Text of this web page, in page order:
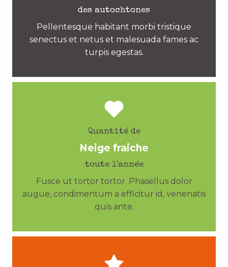
des autochtones
Pellentesque habitant morbi tristique
senectus et netus et malesuada fames ac
turpis egestas.
Quantité de
Neige fraiche
toute l'année
Fusce ut tortor tortor. Phasellus dolor
augue, condimentum a efficitur id, venenatis
quis ante.